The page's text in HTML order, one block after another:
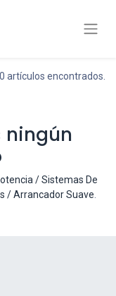
0 artículos encontrados.
ningún
/ Sistemas De
/ Arrancador Suave